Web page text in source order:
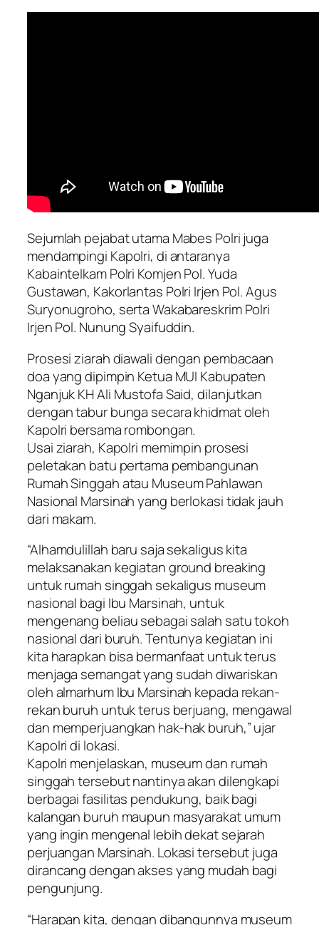
Sejumlah pejabat utama Mabes Polri juga
mendampingi Kapolri, di antaranya
Kabaintelkam Polri Komjen Pol. Yuda
Gustawan, Kakorlantas Polri Irjen Pol. Agus
Suryonugroho, serta Wakabareskrim Polri
Irjen Pol. Nunung Syaifuddin.
Prosesi ziarah diawali dengan pembacaan
doa yang dipimpin Ketua MUI Kabupaten
Nganjuk KH Ali Mustofa Said, dilanjutkan
dengan tabur bunga secara khidmat oleh
Kapolri bersama rombongan.
Usai ziarah, Kapolri memimpin prosesi
peletakan batu pertama pembangunan
Rumah Singgah atau Museum Pahlawan
Nasional Marsinah yang berlokasi tidak jauh
dari makam.
“Alhamdulillah baru saja sekaligus kita
melaksanakan kegiatan ground breaking
untuk rumah singgah sekaligus museum
nasional bagi Ibu Marsinah, untuk
mengenang beliau sebagai salah satu tokoh
nasional dari buruh. Tentunya kegiatan ini
kita harapkan bisa bermanfaat untuk terus
menjaga semangat yang sudah diwariskan
oleh almarhum Ibu Marsinah kepada rekan-
rekan buruh untuk terus berjuang, mengawal
dan memperjuangkan hak-hak buruh,” ujar
Kapolri di lokasi.
Kapolri menjelaskan, museum dan rumah
singgah tersebut nantinya akan dilengkapi
berbagai fasilitas pendukung, baik bagi
kalangan buruh maupun masyarakat umum
yang ingin mengenal lebih dekat sejarah
perjuangan Marsinah. Lokasi tersebut juga
dirancang dengan akses yang mudah bagi
pengunjung.
“Harapan kita, dengan dibangunnya museum